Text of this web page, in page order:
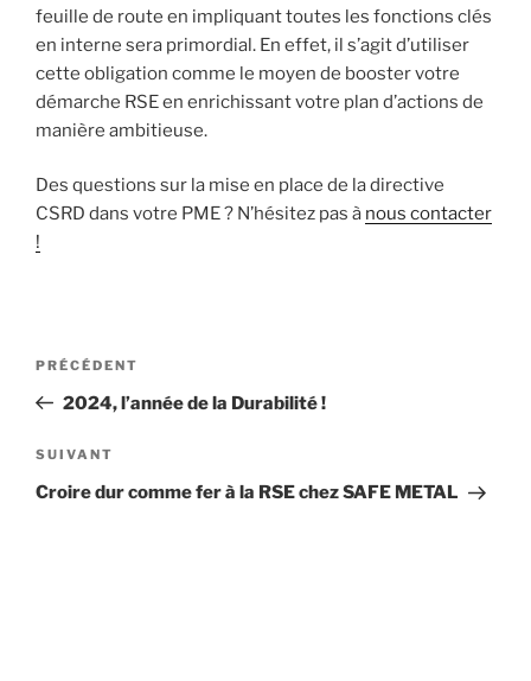
feuille de route en impliquant toutes les fonctions clés
en interne sera primordial. En effet, il s’agit d’utiliser
cette obligation comme le moyen de booster votre
démarche RSE en enrichissant votre plan d’actions de
manière ambitieuse.
Des questions sur la mise en place de la directive
CSRD dans votre PME ? N’hésitez pas à nous contacter
!
Navigation
l’article
Article
précédent
PRÉCÉDENT
2024, l’année de la Durabilité !
Article
suivant
SUIVANT
Croire dur comme fer à la RSE chez SAFE METAL